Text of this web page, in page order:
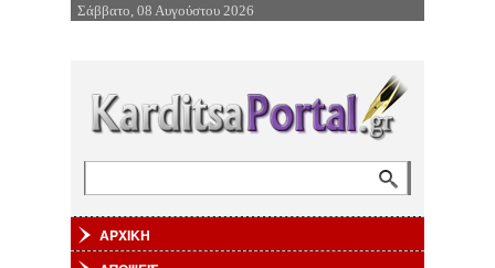
Επιστροφή στην Πλοήγηση
Σάββατο, 08 Αυγούστου 2026
Φόρμα αναζήτησης
ΑΡΧΙΚΗ